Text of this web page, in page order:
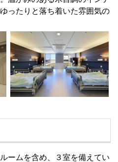
ったりと落ち着いた雰囲気の
ームを含め、３室を備えてい